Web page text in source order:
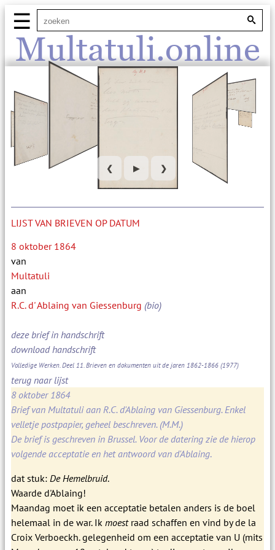
Multatuli.online
☰
❮ ▶ ❯
LIJST VAN BRIEVEN OP DATUM
8 oktober 1864
van
Multatuli
aan
R.C. d' Ablaing van Giessenburg (bio)
deze brief in handschrift
download handschrift
Volledige Werken. Deel 11. Brieven en dokumenten uit de jaren 1862-1866 (1977)
terug naar lijst
8 oktober 1864
Brief van Multatuli aan R.C. d'Ablaing van Giessenburg. Enkel
velletje postpapier, geheel beschreven. (M.M.)
De brief is geschreven in Brussel. Voor de datering zie de hierop
volgende acceptatie en het antwoord van d'Ablaing.
dat stuk: De Hemelbruid.
Waarde d'Ablaing!
Maandag moet ik een acceptatie betalen anders is de boel
helemaal in de war. Ik moestraad schaffen en vind by de la
Croix Verboeckh. gelegenheid om een acceptatie van U (mits